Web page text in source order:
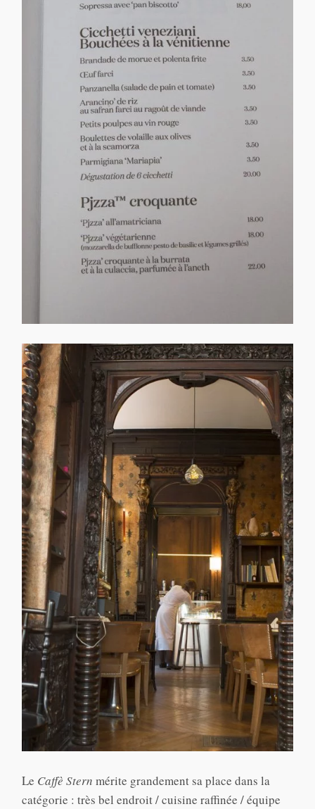
Le Caffè Stern mérite grandement sa place dans la
catégorie : très bel endroit / cuisine raffinée / équipe